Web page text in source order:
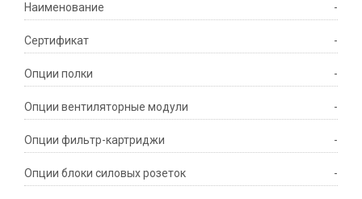
Наименование -
Сертификат -
Опции полки -
Опции вентиляторные модули -
Опции фильтр-картриджи -
Опции блоки силовых розеток -